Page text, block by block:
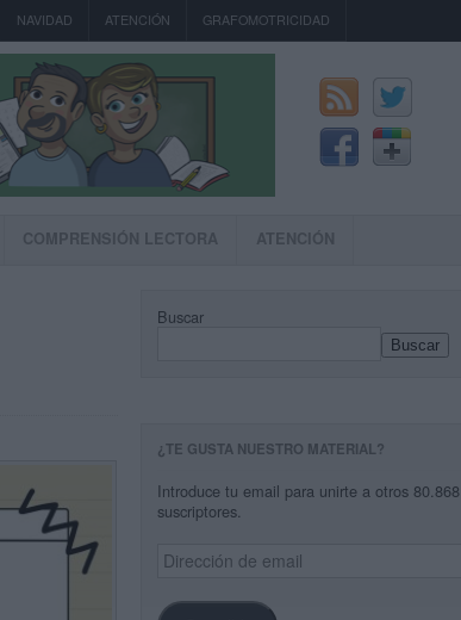
NAVIDAD ATENCIÓN GRAFOMOTRICIDAD
COMPRENSIÓN LECTORA ATENCIÓN
Buscar
Buscar
¿TE GUSTA NUESTRO MATERIAL?
Introduce tu email para unirte a otros 80.868
suscriptores.
Dirección
de